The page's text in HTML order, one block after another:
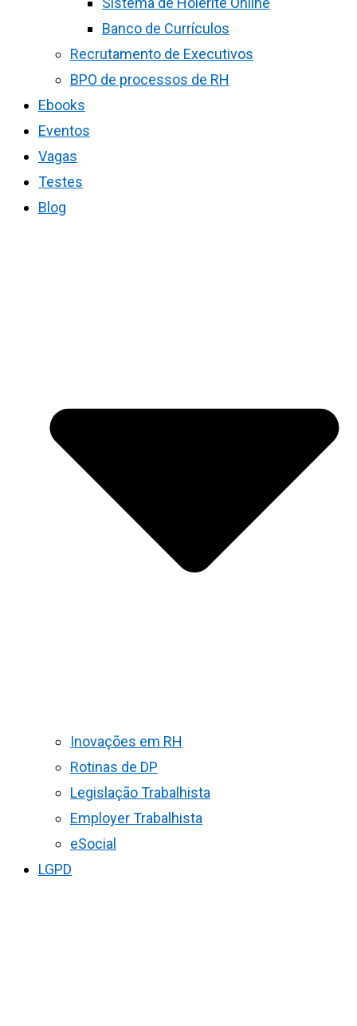
Banco de Currículos
Recrutamento de Executivos
BPO de processos de RH
Ebooks
Eventos
Vagas
Testes
Blog
Inovações em RH
Rotinas de DP
Legislação Trabalhista
Employer Trabalhista
eSocial
LGPD